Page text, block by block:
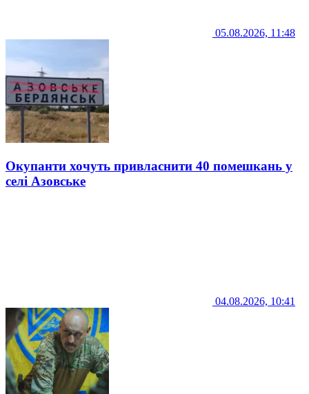
05.08.2026, 11:48
Окупанти хочуть привласнити 40 помешкань у
селі Азовське
04.08.2026, 10:41